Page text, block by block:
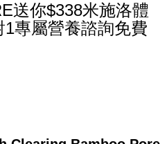
送你$338米施洛體
專屬營養諮詢免費